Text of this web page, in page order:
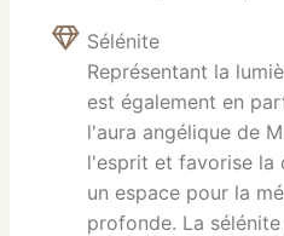
Sélénite
Représentant la
est également en
l'aura angélique de
l'esprit et favorise la
un espace pour la
profonde. La